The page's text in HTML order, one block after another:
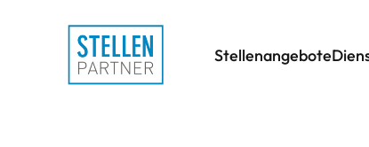
Stellenangebote